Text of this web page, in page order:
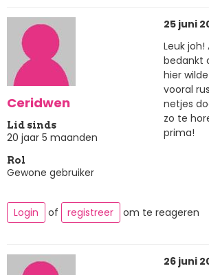
Ceridwen
Lid sinds
20 jaar 5 maanden
Rol
Gewone gebruiker
25 juni
Leuk joh!
bedankt
hier
vooral
netjes
zo te
prima!
Login of registreer om te reageren
26 juni